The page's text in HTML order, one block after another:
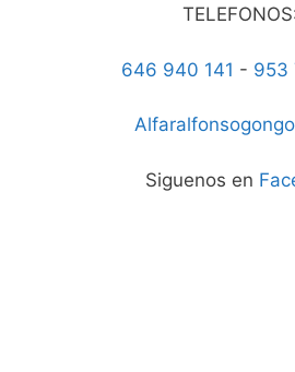
646 940 141 - 953
Siguenos en